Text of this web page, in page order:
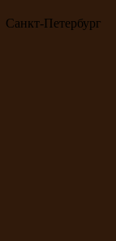
Санкт-Петербург